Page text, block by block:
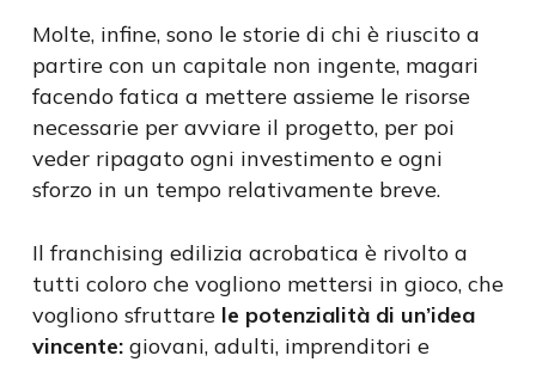
Molte, infine, sono le storie di chi è riuscito a
partire con un capitale non ingente, magari
facendo fatica a mettere assieme le risorse
necessarie per avviare il progetto, per poi
veder ripagato ogni investimento e ogni
sforzo in un tempo relativamente breve.
Il franchising edilizia acrobatica è rivolto a
tutti coloro che vogliono mettersi in gioco, che
vogliono sfruttare le potenzialità di un’idea
vincente:giovani, adulti, imprenditori e